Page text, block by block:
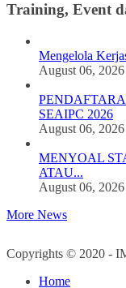
Training, Event
Mengelola
August 06, 2026
SEAIPC 2026
August 06, 2026
MENYOAL
ATAU...
August 06, 2026
More News
Copyrights © 2020 -
Home